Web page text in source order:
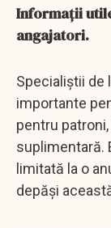
Informaţii
angajatori.
Specialiştii de
importante
pentru
suplimentară.
limitată la o
depăşi